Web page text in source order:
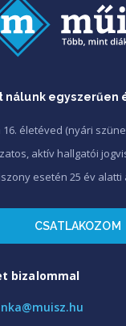
nálunk egyszerűen
életéved (nyári
aktív hallgatói
esetén 25 év
CSATLAKOZOM
bizalommal